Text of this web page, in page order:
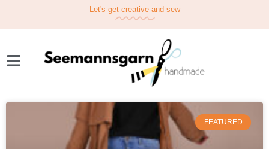
Let's get creative and sew
FEATURED